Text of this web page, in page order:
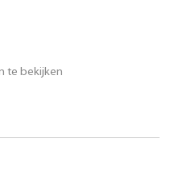
te bekijken